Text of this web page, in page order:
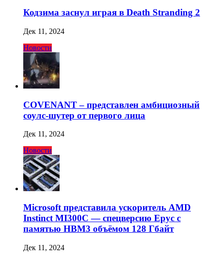
Кодзима заснул играя в Death Stranding 2
Дек 11, 2024
Новости
COVENANT – представлен амбициозный
соулс-шутер от первого лица
Дек 11, 2024
Новости
Microsoft представила ускоритель AMD
Instinct MI300C — спецверсию Epyc с
памятью HBM3 объёмом 128 Гбайт
Дек 11, 2024